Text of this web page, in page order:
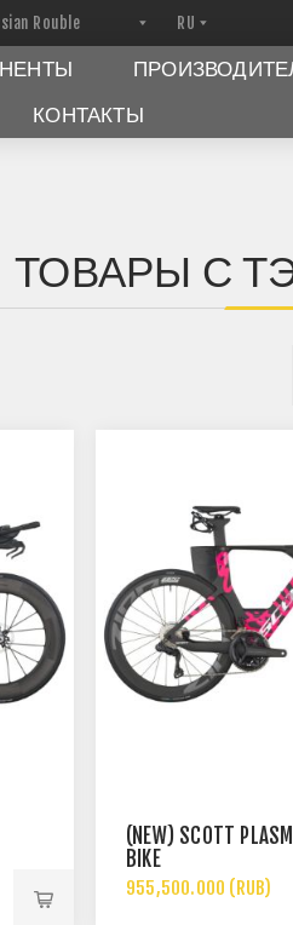
КОНТАКТЫ
ТОВАРЫ С
(NEW) SCOTT
BIKE
955,500.000 (RUB)